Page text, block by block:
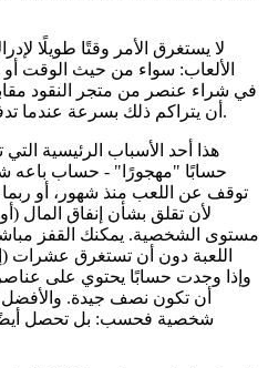
لا يستغرق الأمر وقتًا طويلًا
الألعاب: سواء من حيث الوقت أو
أن يتراكم ذلك بسرعة عندما تدفع 15 دولارًا هنا و50 دولارًا هناك.
هذا أحد الأسباب الرئيسية
حسابًا "مهجورًا" - حساب باعه
توقف عن اللعب منذ شهور، أو
لأن تقلق بشأن إنفاق المال
مستوى الشخصية. يمكنك القفز
اللعبة دون أن تستغرق عشرات
وإذا وجدت حسابًا يحتوي على عناصر
أن تكون نصف جيدة.
شخصية فحسب: بل تحصل